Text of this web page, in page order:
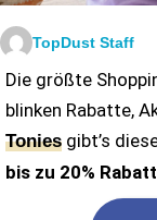
TopDust Staff
Die größte
blinken Rabatte,
Tonies gibt’s
bis zu 20%